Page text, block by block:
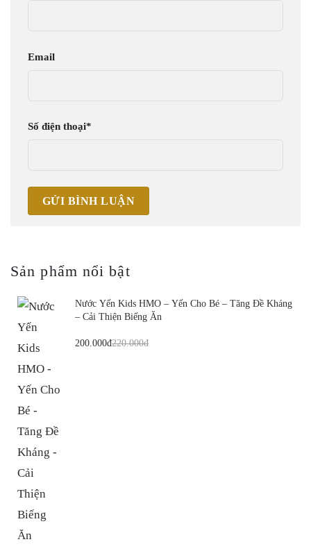
Email
Số điện thoại*
Sản phẩm nổi bật
Nước Yến Kids HMO – Yến Cho Bé – Tăng Đề Kháng
– Cải Thiện Biếng Ăn
200.000 220.000